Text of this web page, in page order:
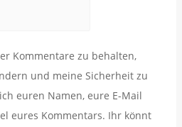
Kommentare zu behalten,
und meine Sicherheit zu
euren Namen, eure E-Mail
eures Kommentars. Ihr könnt